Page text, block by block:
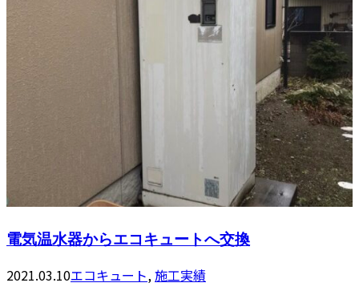
電気温水器からエコキュートへ交換
2021.03.10エコキュート, 施工実績